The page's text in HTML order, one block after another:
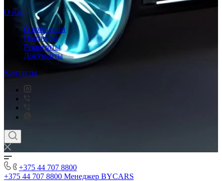
О нас
О компании
Партнеры
Реквизиты
Документы
Контакты
+375 44 707 8800
+375 44 707 8800 Менеджер BYCARS